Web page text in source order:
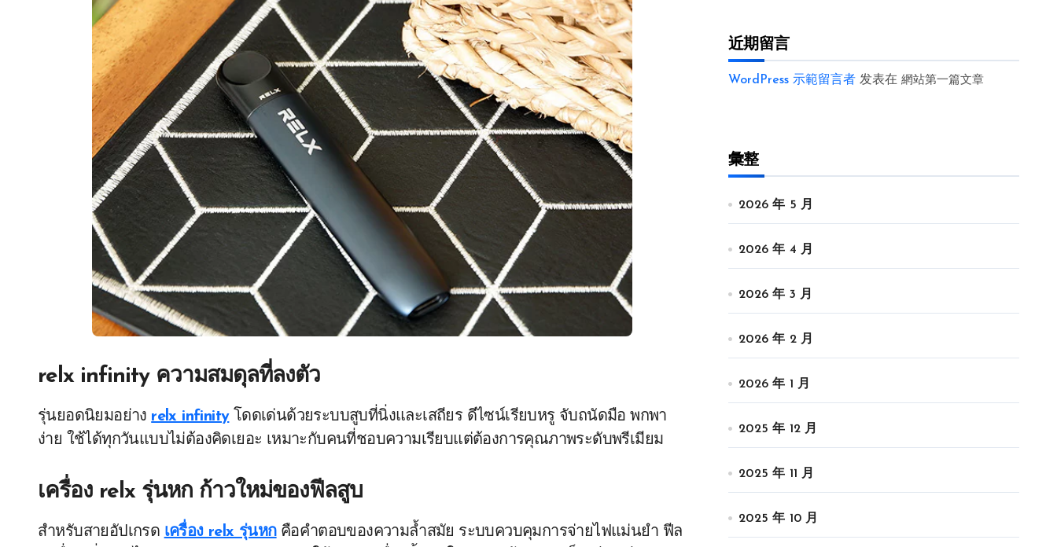
relx infinity ความสมดุลที่ลงตัว
รุ่นยอดนิยมอย่าง relx infinityโดดเด่นด้วยระบบสูบที่นิ่งและเสถียร ดีไซน์เรียบหรู จับถนัดมือ พกพา
ง่าย ใช้ได้ทุกวันแบบไม่ต้องคิดเยอะ เหมาะกับคนที่ชอบความเรียบแต่ต้องการคุณภาพระดับพรีเมียม
เครื่อง relx รุ่นหก ก้าวใหม่ของฟีลสูบ
สำหรับสายอัปเกรด เครื่อง relx รุ่นหกคือคำตอบของความล้ำสมัย ระบบควบคุมการจ่ายไฟแม่นยำ ฟีล
近期留言
WordPress 示範留言者 发表在 網站第一篇文章
彙整
2026 年 5 月
2026 年 4 月
2026 年 3 月
2026 年 2 月
2026 年 1 月
2025 年 12 月
2025 年 11 月
2025 年 10 月